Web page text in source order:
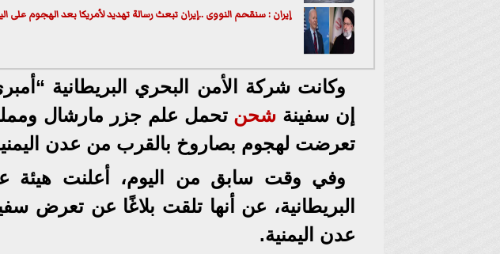
إيران : سنقحم النووى ..إيران تبعث رسالة تهديد لأمريكا بعد الهجوم على
وكانت شركة الأمن البحري البريطانية
إن سفينة شحن تحمل علم جزر مارشال
تعرضت لهجوم بصاروخ بالقرب من عدن
وفي وقت سابق من اليوم، أعلنت هيئة
البريطانية، عن أنها تلقت بلاغًا عن تعرض
عدن اليمنية.